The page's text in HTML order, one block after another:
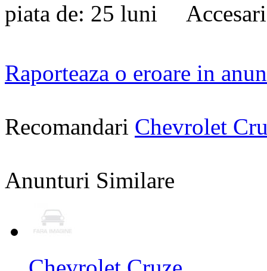
piata de: 25 luni
Raporteaza o eroare in
Recomandari Chevrolet
Anunturi Similare